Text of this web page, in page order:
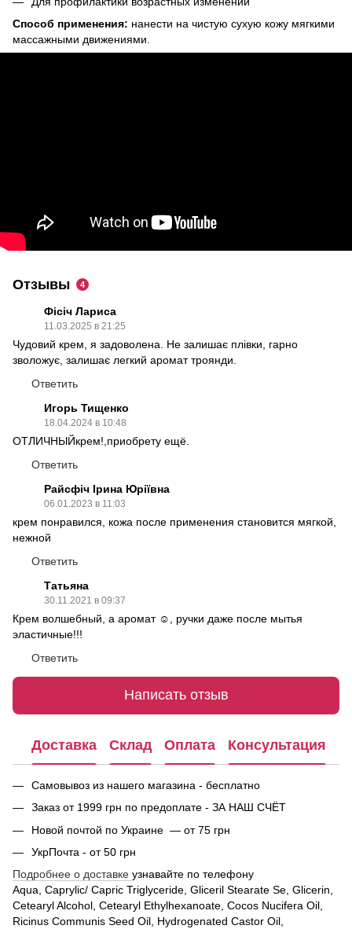
Способ применения: нанести на чистую сухую кожу мягкими
массажными движениями.
Отзывы 4
Фісіч Лариса
11.03.2025 в 21:25
Чудовий крем, я задоволена. Не залишає плівки, гарно
зволожує, залишає легкий аромат троянди.
Ответить
Игорь Тищенко
18.04.2024 в 10:48
ОТЛИЧНЫЙкрем!,приобрету ещё.
Ответить
Райсфіч Ірина Юріївна
06.01.2023 в 11:03
крем понравился, кожа после применения становится мягкой,
нежной
Ответить
Татьяна
30.11.2021 в 09:37
Крем волшебный, а аромат ☺, ручки даже после мытья
эластичные!!!
Ответить
Написать отзыв
Доставка Склад Оплата Консультация
Самовывоз из нашего магазина - бесплатно
Заказ от 1999 грн по предоплате - ЗА НАШ СЧЁТ
Новой почтой по Украине — от 75 грн
УкрПочта - от 50 грн
Подробнее о доставке узнавайте по телефону
Aqua, Caprylic/ Capric Triglyceride, Gliceril Stearate Se, Glicerin,
Cetearyl Alcohol, Cetearyl Ethylhexanoate, Cocos Nucifera Oil,
Ricinus Communis Seed Oil, Hydrogenated Castor Oil,